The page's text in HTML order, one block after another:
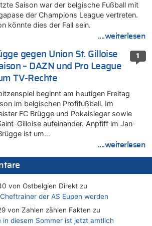
Saison war der belgische Fußball mit
der Champions League vertreten.
könnte dies der Fall sein.
....weiterlesen
1
gegen Union St. Gilloise
– DAZN und Pro League
TV-Rechte
beginnt am heutigen Freitag
im belgischen Profifußball. Im
FC Brügge und Pokalsieger sowie
Gilloise aufeinander. Anpfiff im Jan-
ist um…
....weiterlesen
von Ostbelgien Direkt zu
der AS Eupen werden
von Zahlen zählen Fakten zu
in diesem Sommer ist jetzt amtlich